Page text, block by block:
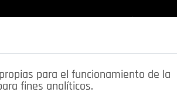
CRÓNICAS DE
para el funcionamiento de la
fines analíticos.